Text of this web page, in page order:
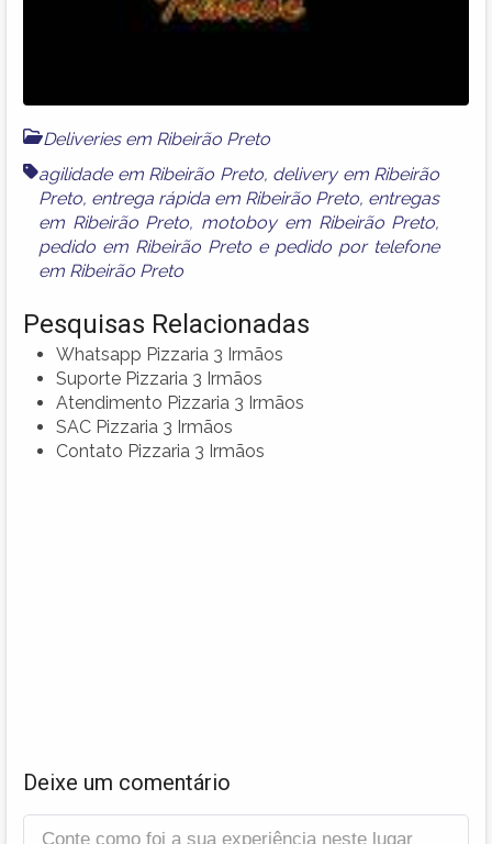
Deliveries em Ribeirão Preto
agilidade em Ribeirão Preto, delivery em Ribeirão
Preto, entrega rápida em Ribeirão Preto, entregas
em Ribeirão Preto, motoboy em Ribeirão Preto,
pedido em Ribeirão Preto e pedido por telefone
em Ribeirão Preto
Pesquisas Relacionadas
Whatsapp Pizzaria 3 Irmãos
Suporte Pizzaria 3 Irmãos
Atendimento Pizzaria 3 Irmãos
SAC Pizzaria 3 Irmãos
Contato Pizzaria 3 Irmãos
Deixe um comentário